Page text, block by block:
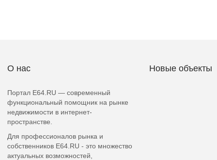
О нас
Портал E64.RU — современный
функциональный помощник на рынке
недвижимости в интернет-
пространстве.
Для профессионалов рынка и
собственников E64.RU - это множество
актуальных возможностей,
Новые объекты